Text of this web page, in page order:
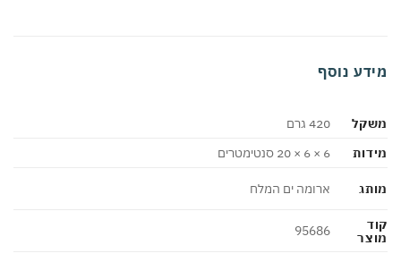
נוסף
420 גרם
6 × 6 × 20 סנטימטרים
ארומה ים המלח
95686